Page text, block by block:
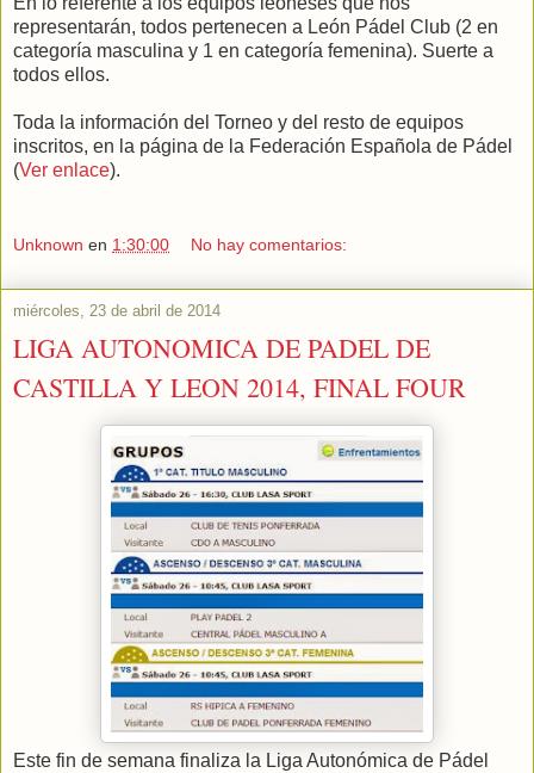
representarán, todos pertenecen a León Pádel Club (2 en
categoría masculina y 1 en categoría femenina). Suerte a
todos ellos.
Toda la información del Torneo y del resto de equipos
inscritos, en la página de la Federación Española de Pádel
(Ver enlace).
Unknown en 1:30:00 No hay comentarios:
miércoles, 23 de abril de 2014
LIGA AUTONOMICA DE PADEL DE
CASTILLA Y LEON 2014, FINAL FOUR
Este fin de semana finaliza la Liga Autonómica de Pádel